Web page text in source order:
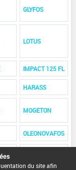
GLYFOS
LOTUS
IMPACT 125 FL
HARASS
MOGETON
OLEONOVAFOS
du site afin